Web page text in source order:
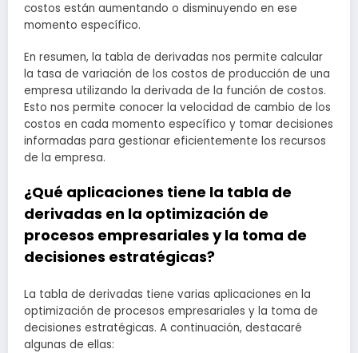
costos están aumentando o disminuyendo en ese
momento específico.
En resumen, la tabla de derivadas nos permite calcular
la tasa de variación de los costos de producción de una
empresa utilizando la derivada de la función de costos.
Esto nos permite conocer la velocidad de cambio de los
costos en cada momento específico y tomar decisiones
informadas para gestionar eficientemente los recursos
de la empresa.
¿Qué aplicaciones tiene la tabla de
derivadas en la optimización de
procesos empresariales y la toma de
decisiones estratégicas?
La tabla de derivadas tiene varias aplicaciones en la
optimización de procesos empresariales y la toma de
decisiones estratégicas. A continuación, destacaré
algunas de ellas: